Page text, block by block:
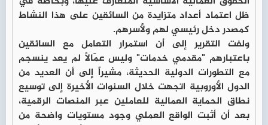
ظل اعتماد أعداد متزايدة من السائقين على هذا النشاط
كمصدر دخل رئيسي لهم ولأسرهم.
ولفت التقرير إلى أن استمرار التعامل مع السائقين
باعتبارهم "مقدمي خدمات" وليس عمّالاً لم يعد ينسجم
مع التطورات الدولية الحديثة، مشيراً إلى أن العديد من
الدول الأوروبية اتجهت خلال السنوات الأخيرة إلى توسيع
نطاق الحماية العمالية للعاملين عبر المنصات الرقمية،
بعد أن أثبت الواقع العملي وجود مستويات واضحة من